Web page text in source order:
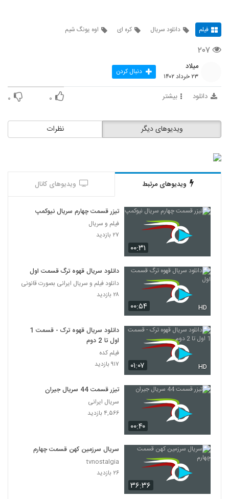
فیلم دانلود سریال کره ای اوه یونگ شیم
۲۰۷
میلاد
۲۳ خرداد ۱۴۰۲ دنبال کردن
دانلود بیشتر ۰ ۰
نظرات ویدیوهای دیگر
ویدیوهای مرتبط ویدیوهای کانال
۰۰:۳۱
تیزر قسمت چهارم سریال نیوکمپ
فیلم و سریال
۲۷ بازدید
۰۰:۵۴ HD
دانلود سریال قهوه ترگ قسمت اول
دانلود فیلم و سریال ایرانی بصورت قانونی
۲۸ بازدید
۰۱:۰۷ HD
دانلود سریال قهوه ترک - قسمت 1
اول تا 2 دوم
فیلم کده
۹۱۷ بازدید
۰۰:۴۰
تیزر قسمت 44 سریال جیران
سریال ایرانی
۴,۵۶۶ بازدید
۳۶:۳۶
سریال سرزمین کهن قسمت چهارم
tvnostalgia
۲۶ بازدید